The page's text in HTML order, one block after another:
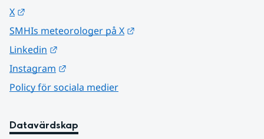
X
SMHIs meteorologer på X
Linkedin
Instagram
Policy för sociala medier
Datavärdskap